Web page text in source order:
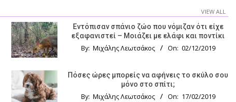
VIEW ALL
Εντόπισαν σπάνιο ζώο που νόμιζαν ότι είχε
εξαφανιστεί – Μοιάζει με ελάφι και ποντίκι
By: Μιχάλης Λεωτσάκος On: 02/12/2019
Πόσες ώρες μπορείς να αφήνεις το σκύλο σου
μόνο στο σπίτι;
By: Μιχάλης Λεωτσάκος On: 17/02/2019